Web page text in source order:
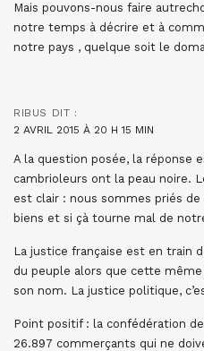
Mais pouvons-nous faire
notre temps à décrire et à
notre pays , quelque soit le
RIBUS DIT :
2 AVRIL 2015 À 20 H 15 MIN
A la question posée, la réponse
cambrioleurs ont la peau noire.
est clair : nous sommes priés
biens et si çà tourne mal de
La justice française est en train
du peuple alors que cette
son nom. La justice politique,
Point positif : la confédération
26.897 commerçants qui ne